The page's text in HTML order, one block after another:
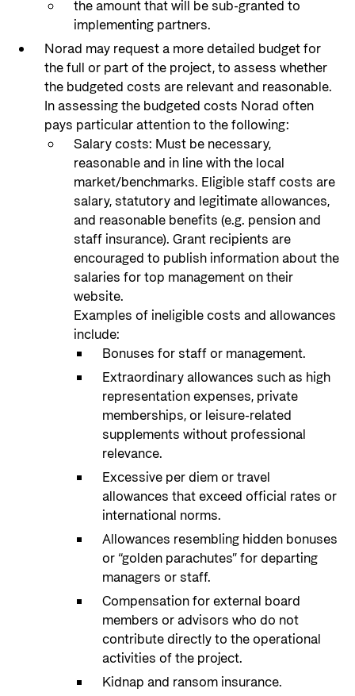
the amount that will be sub-granted to
implementing partners.
Norad may request a more detailed budget for
the full or part of the project, to assess whether
the budgeted costs are relevant and reasonable.
In assessing the budgeted costs Norad often
pays particular attention to the following:
Salary costs: Must be necessary,
reasonable and in line with the local
market/benchmarks. Eligible staff costs are
salary, statutory and legitimate allowances,
and reasonable benefits (e.g. pension and
staff insurance). Grant recipients are
encouraged to publish information about the
salaries for top management on their
website.
Examples of ineligible costs and allowances
include:
Bonuses for staff or management.
Extraordinary allowances such as high
representation expenses, private
memberships, or leisure-related
supplements without professional
relevance.
Excessive per diem or travel
allowances that exceed official rates or
international norms.
Allowances resembling hidden bonuses
or “golden parachutes” for departing
managers or staff.
Compensation for external board
members or advisors who do not
contribute directly to the operational
activities of the project.
Kidnap and ransom insurance.